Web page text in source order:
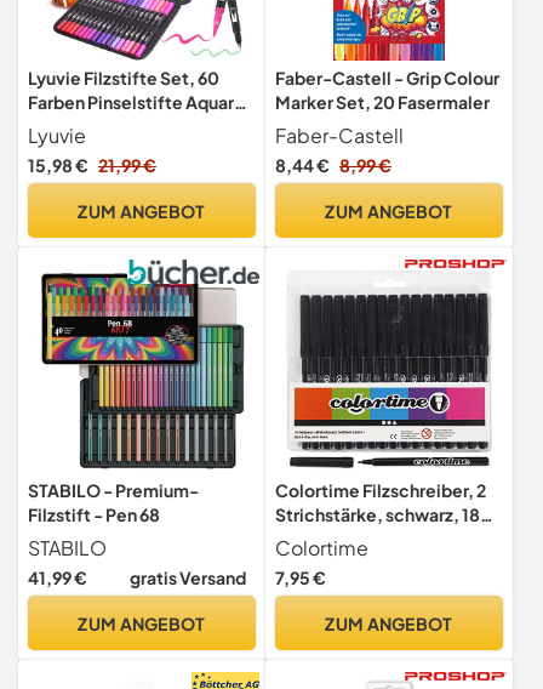
Lyuvie Filzstifte Set, 60
Farben Pinselstifte Aquarell
Brush Pen Set, 1-5 mm und
0,4 mm Pinselstifte und
Fineliner Marker zum
Lyuvie
15,98 € 21,99 €
ZUM ANGEBOT
Faber-Castell - Grip Colour
Marker Set, 20 Fasermaler
Faber-Castell
8,44 € 8,99 €
ZUM ANGEBOT
STABILO - Premium-
Filzstift - Pen 68
STABILO
41,99 € gratis Versand
ZUM ANGEBOT
Colortime Filzschreiber, 2
Strichstärke, schwarz, 18
Stck.
Colortime
7,95 €
ZUM ANGEBOT